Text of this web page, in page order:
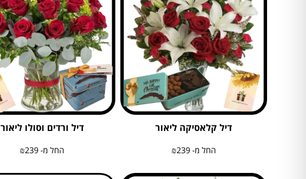
דיל קלאסיקה ליאור
החל מ- ₪239
דיל ורדים וסולו ליאור
החל מ- ₪239